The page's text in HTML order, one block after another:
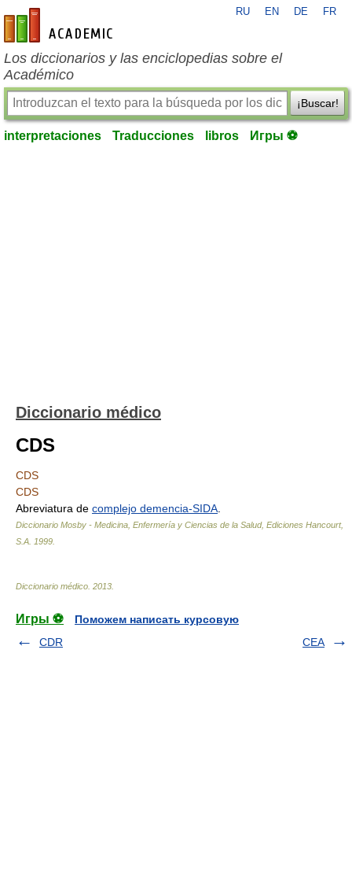
es-academic.com
RU EN DE FR
Los diccionarios y las enciclopedias sobre el
Académico
¡Buscar!
interpretaciones Traducciones libros Игры ⚽
Diccionario médico
CDS
CDS
CDS
Abreviatura de complejo demencia-SIDA
Diccionario Mosby - Medicina, Enfermería y Ciencias de la Salud, Ediciones Hancourt,
S.A 1999
Diccionario médico 2013
Игры ⚽
Поможем написать курсовую
CDR
CEA